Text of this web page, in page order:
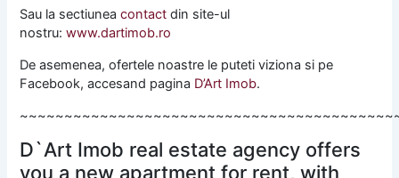
Sau la sectiuneacontact din site-ul
nostru:www.dartimob.ro
De asemenea, ofertele noastre le puteti viziona si pe
Facebook, accesand pagina D’Art Imob.
D`Art Imob real estate agency offers
you a new apartment for rent, with